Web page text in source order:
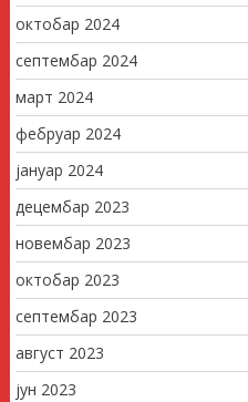
октобар 2024
септембар 2024
март 2024
фебруар 2024
јануар 2024
децембар 2023
новембар 2023
октобар 2023
септембар 2023
август 2023
јун 2023